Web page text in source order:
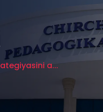
a...